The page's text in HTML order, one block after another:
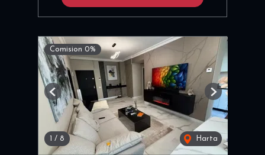
Comision 0%
1 / 8 Harta
Previous Next